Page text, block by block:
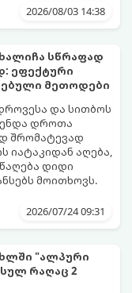
ყოფითი ხრიკები,
და
2026/08/03 14:38
სწრაფად
ეფექტური
მეთოდები
და სითბოს
დროთა
შრომატევად
იატაკიდან აღება,
დიდი
მოითხოვს.
და აპრობირებული
პირვანდელი
2026/07/24 09:31
"ალპური
რაღაც 2